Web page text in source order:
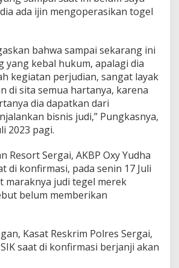
ada ijin mengoperasikan togel
bahwa sampai sekarang ini
yang kebal hukum, apalagi dia
kegiatan perjudian, sangat layak
di sita semua hartanya, karena
dia dapatkan dari
bisnis judi,” Pungkasnya,
2023 pagi.
Resort Sergai, AKBP Oxy Yudha
di konfirmasi, pada senin 17 Juli
maraknya judi tegel merek
belum memberikan
Kasat Reskrim Polres Sergai,
saat di konfirmasi berjanji akan